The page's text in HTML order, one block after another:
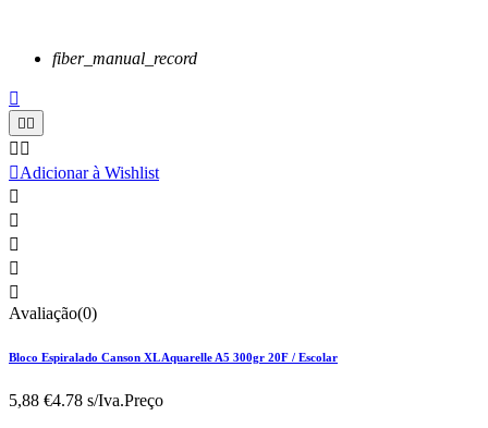
fiber_manual_record

 
 
Adicionar à Wishlist





Avaliação(0)
Bloco Espiralado Canson XL Aquarelle A5 300gr 20F / Escolar
5,88 €4.78 s/Iva.Preço